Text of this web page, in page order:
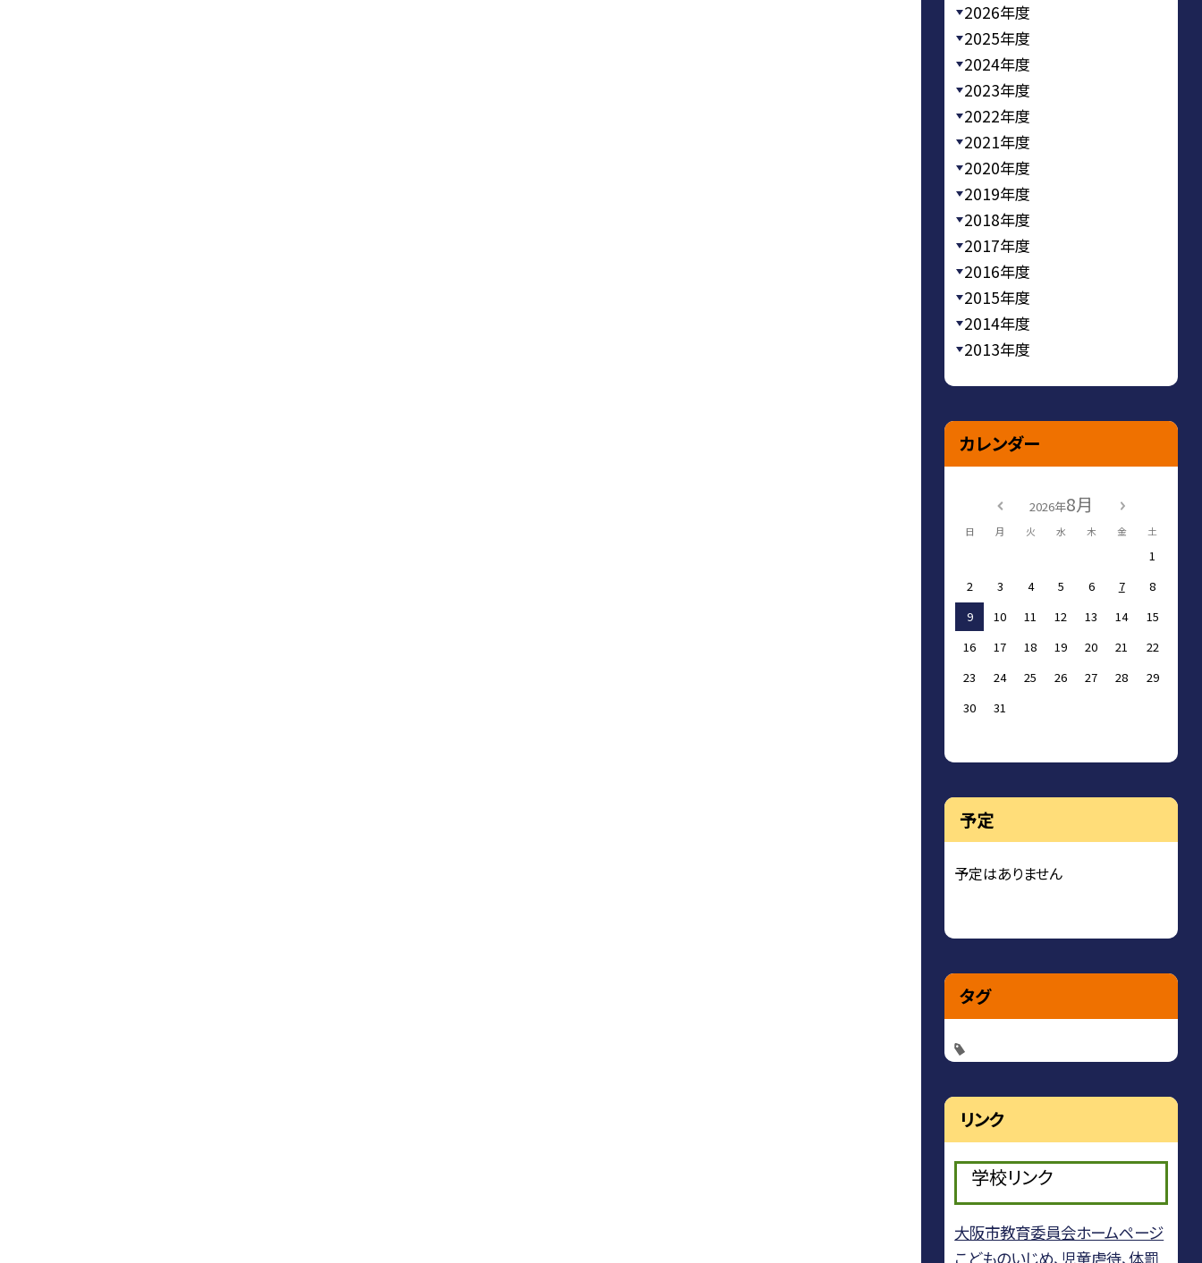
2026年度
2025年度
2024年度
2023年度
2022年度
2021年度
2020年度
2019年度
2018年度
2017年度
2016年度
2015年度
2014年度
2013年度
カレンダー
2026年8月
日 月 火 水 木 金 土
1
2
3 4 5 6 7
8
9
10 11 12 13 14
15
16
17 18 19 20 21
22
23
24 25 26 27 28
29
30
31
予定
予定はありません
タグ
リンク
学校リンク
大阪市教育委員会ホームページ
こどものいじめ、児童虐待、体罰